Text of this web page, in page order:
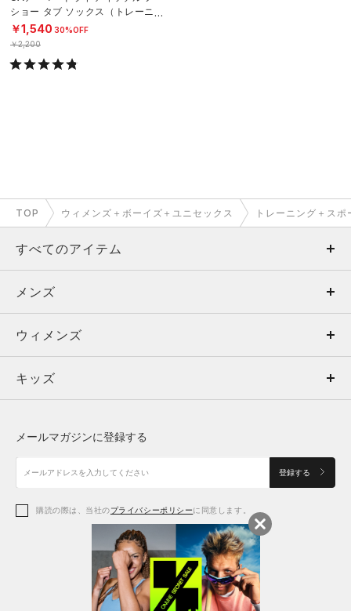
ショー タブ ソックス（トレーニン
グ/UNISEX）
￥1,540 30%OFF
￥2,200
TOP ウィメンズ＋ボーイズ＋ユニセックス トレーニング＋ス
すべてのアイテム
メンズ
ウィメンズ
キッズ
アクセサリー
メンズ
トップス
ボトムス
アクセサリー
ウィメンズ
トップス
シューズ
アクセサリー
レギンス＆タイツ
キッズ
シューズ
メールマガジンに登録する
登録する
購読の際は、当社のプライバシーポリシーに同意します。